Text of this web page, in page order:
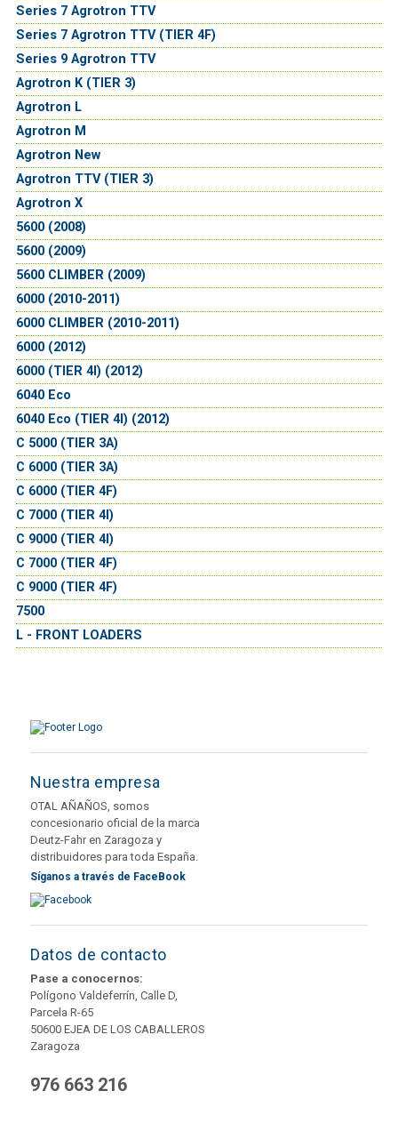
Series 7 Agrotron TTV
Series 7 Agrotron TTV (TIER 4F)
Series 9 Agrotron TTV
Agrotron K (TIER 3)
Agrotron L
Agrotron M
Agrotron New
Agrotron TTV (TIER 3)
Agrotron X
5600 (2008)
5600 (2009)
5600 CLIMBER (2009)
6000 (2010-2011)
6000 CLIMBER (2010-2011)
6000 (2012)
6000 (TIER 4I) (2012)
6040 Eco
6040 Eco (TIER 4I) (2012)
C 5000 (TIER 3A)
C 6000 (TIER 3A)
C 6000 (TIER 4F)
C 7000 (TIER 4I)
C 9000 (TIER 4I)
C 7000 (TIER 4F)
C 9000 (TIER 4F)
7500
L - FRONT LOADERS
Nuestra empresa
OTAL AÑAÑOS, somos
concesionario oficial de la marca
Deutz-Fahr en Zaragoza y
distribuidores para toda España.
Síganos a través de FaceBook
Datos de contacto
Pase a conocernos:
Polígono Valdeferrín, Calle D,
Parcela R-65
50600 EJEA DE LOS CABALLEROS
Zaragoza
976 663 216